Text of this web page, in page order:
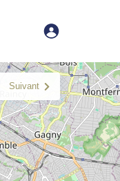
Suivant